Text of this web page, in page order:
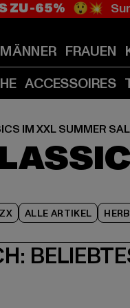
ZU -65% 😲💥
MÄNNER FRAUEN
ACCESSOIRES
IM XXL SUMMER
ALLE ARTIKEL